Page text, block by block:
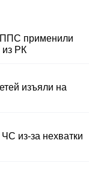
ППС применили
из РК
изъяли на
из-за нехватки